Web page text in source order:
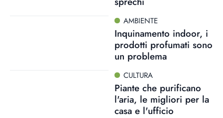
AMBIENTE
Inquinamento indoor, i
prodotti profumati sono
un problema
CULTURA
Piante che purificano
l'aria, le migliori per la
casa e l'ufficio